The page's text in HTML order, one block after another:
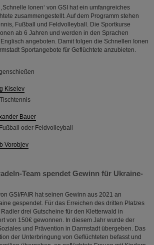
Ionen‘ von GSI hat ein umfangreiches
zusammengestellt. Auf dem Programm stehen
Fußball und Feldvolleyball. Die Sportkurse
ab 6 Jahren und werden in den Sprachen
angeboten. Damit folgen die Schnellen Ionen
Sportangebote für Geflüchtete anzubieten.
Kiselev
Bauer
oder Feldvolleyball
Vorobjev
Team spendet Gewinn für Ukraine-
GSI/FAIR hat seinen Gewinn aus 2021 an
gespendet. Für das Erreichen des dritten Platzes
drei Gutscheine für den Kletterwald in
von 150€ gewonnen. In diesem Jahr wurde der
und Prävention in Darmstadt übergeben. Das
der Unterbringung von Geflüchteten befasst und